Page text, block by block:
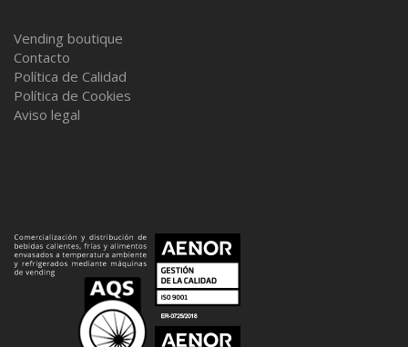
Vending boutique
Contacto
Política de Calidad
Política de Cookies
Aviso legal